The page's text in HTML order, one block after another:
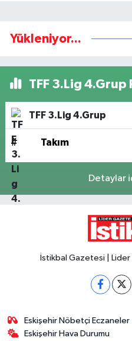
Yükleniyor...
TFF 3.Lig 4.Grup
TFF 3.Lig 4.Grup
# Takım
Detaylar
İstikbal Gazetesi |
Eskişehir Nöbetçi Eczaneler
Eskişehir Hava Durumu